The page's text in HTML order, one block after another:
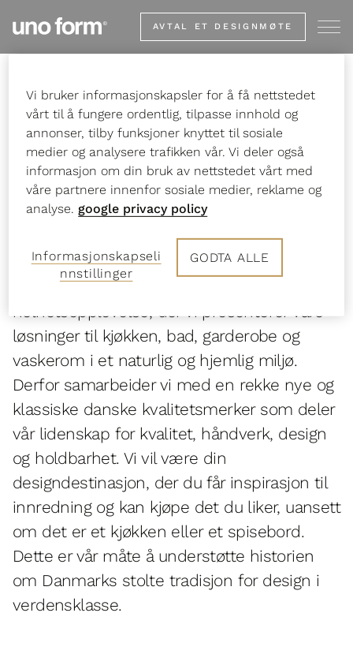
Go
to
start
AVTAL ET DESIGNMØTE
Start Studio Concept Partners
Danish design
destination
Et besøk hos uno form er en
helhetsopplevelse, der vi presenterer våre
løsninger til kjøkken, bad, garderobe og
vaskerom i et naturlig og hjemlig miljø.
Derfor samarbeider vi med en rekke nye og
klassiske danske kvalitetsmerker som deler
vår lidenskap for kvalitet, håndverk, design
og holdbarhet. Vi vil være din
designdestinasjon, der du får inspirasjon til
innredning og kan kjøpe det du liker, uansett
om det er et kjøkken eller et spisebord.
Dette er vår måte å understøtte historien
om Danmarks stolte tradisjon for design i
verdensklasse.
Vi bruker informasjonskapsler for å få nettstedet
vårt til å fungere ordentlig, tilpasse innhold og
annonser, tilby funksjoner knyttet til sosiale
medier og analysere trafikken vår. Vi deler også
informasjon om din bruk av nettstedet vårt med
våre partnere innenfor sosiale medier, reklame og
analyse. google privacy policy
Informasjonskapseli
nnstillinger
GODTA ALLE